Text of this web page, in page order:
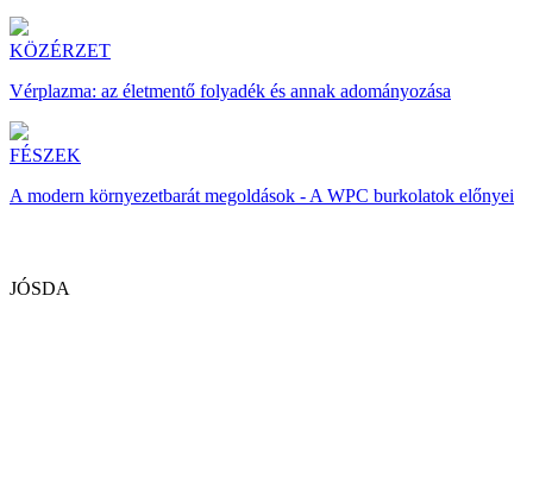
KÖZÉRZET
Vérplazma: az életmentő folyadék és annak adományozása
FÉSZEK
A modern környezetbarát megoldások - A WPC burkolatok előnyei
JÓSDA